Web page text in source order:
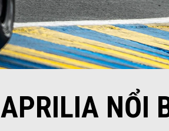
APRILIA NỔI